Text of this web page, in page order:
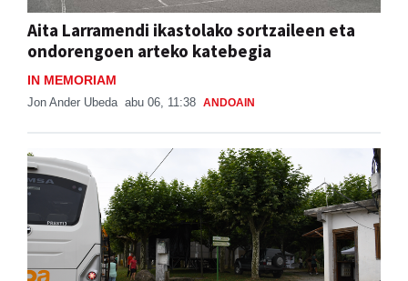
Aita Larramendi ikastolako sortzaileen eta
ondorengoen arteko katebegia
IN MEMORIAM
Jon Ander Ubeda abu 06, 11:38 ANDOAIN